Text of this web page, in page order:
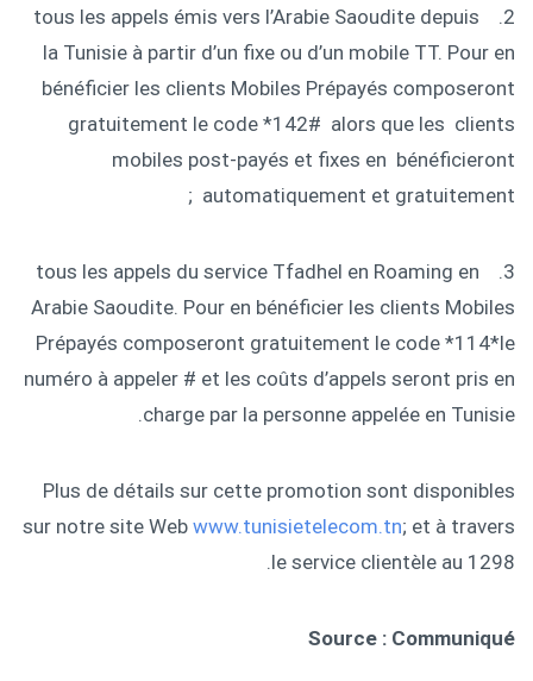
2. tous les appels émis vers l’Arabie Saoudite depuis
la Tunisie à partir d’un fixe ou d’un mobile TT. Pour en
bénéficier les clients Mobiles Prépayés composeront
gratuitement le code *142# alors que les clients
mobiles post-payés et fixes en bénéficieront
automatiquement et gratuitement ;
3. tous les appels du service Tfadhel en Roaming en
Arabie Saoudite. Pour en bénéficier les clients Mobiles
Prépayés composeront gratuitement le code *114*le
numéro à appeler # et les coûts d’appels seront pris en
charge par la personne appelée en Tunisie.
Plus de détails sur cette promotion sont disponibles
sur notre site Web www.tunisietelecom.tn; et à travers
le service clientèle au 1298.
Source : Communiqué